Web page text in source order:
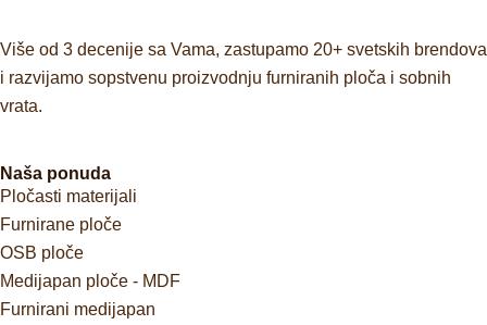
Više od 3 decenije sa Vama, zastupamo 20+ svetskih brendova
i razvijamo sopstvenu proizvodnju furniranih ploča i sobnih
vrata.
Naša ponuda
Pločasti materijali
Furnirane ploče
OSB ploče
Medijapan ploče - MDF
Furnirani medijapan